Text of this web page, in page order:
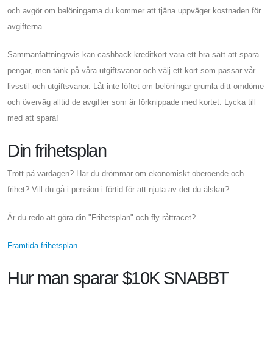
och avgör om belöningarna du kommer att tjäna uppväger kostnaden för
avgifterna.
Sammanfattningsvis kan cashback-kreditkort vara ett bra sätt att spara
pengar, men tänk på våra utgiftsvanor och välj ett kort som passar vår
livsstil och utgiftsvanor. Låt inte löftet om belöningar grumla ditt omdöme
och överväg alltid de avgifter som är förknippade med kortet. Lycka till
med att spara!
Din frihetsplan
Trött på vardagen? Har du drömmar om ekonomiskt oberoende och
frihet? Vill du gå i pension i förtid för att njuta av det du älskar?
Är du redo att göra din "Frihetsplan" och fly råttracet?
Framtida frihetsplan
Hur man sparar $10K SNABBT